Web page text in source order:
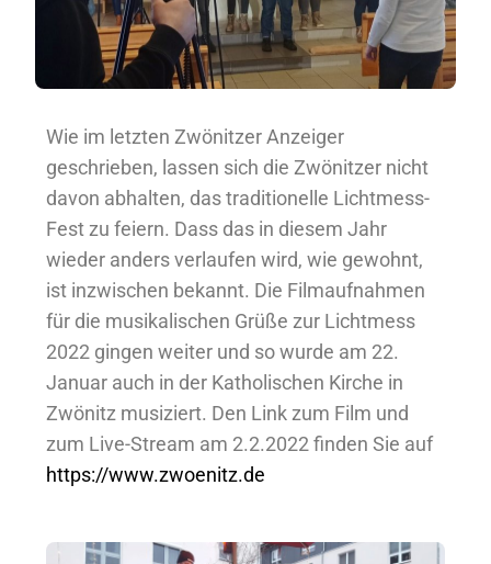
Wie im letzten Zwönitzer Anzeiger
geschrieben, lassen sich die Zwönitzer nicht
davon abhalten, das traditionelle Lichtmess-
Fest zu feiern. Dass das in diesem Jahr
wieder anders verlaufen wird, wie gewohnt,
ist inzwischen bekannt. Die Filmaufnahmen
für die musikalischen Grüße zur Lichtmess
2022 gingen weiter und so wurde am 22.
Januar auch in der Katholischen Kirche in
Zwönitz musiziert. Den Link zum Film und
zum Live-Stream am 2.2.2022 finden Sie auf
https://www.zwoenitz.de